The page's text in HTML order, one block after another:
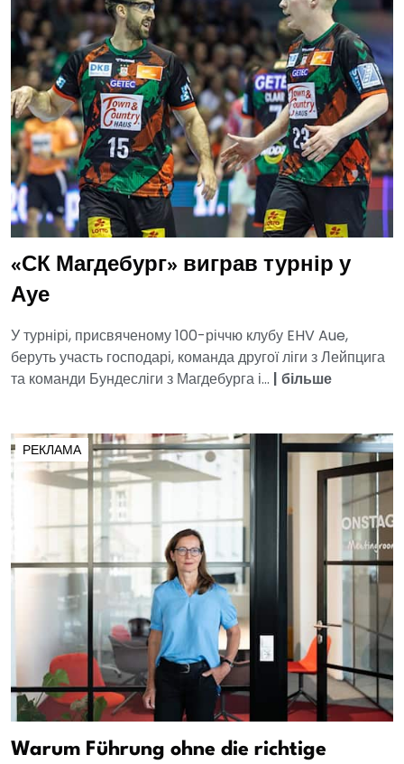
«СК Магдебург» виграв турнір у
Ауе
У турнірі, присвяченому 100-річчю клубу EHV Aue,
беруть участь господарі, команда другої ліги з Лейпцига
та команди Бундесліги з Магдебурга і... | більше
РЕКЛАМА
Warum Führung ohne die richtige